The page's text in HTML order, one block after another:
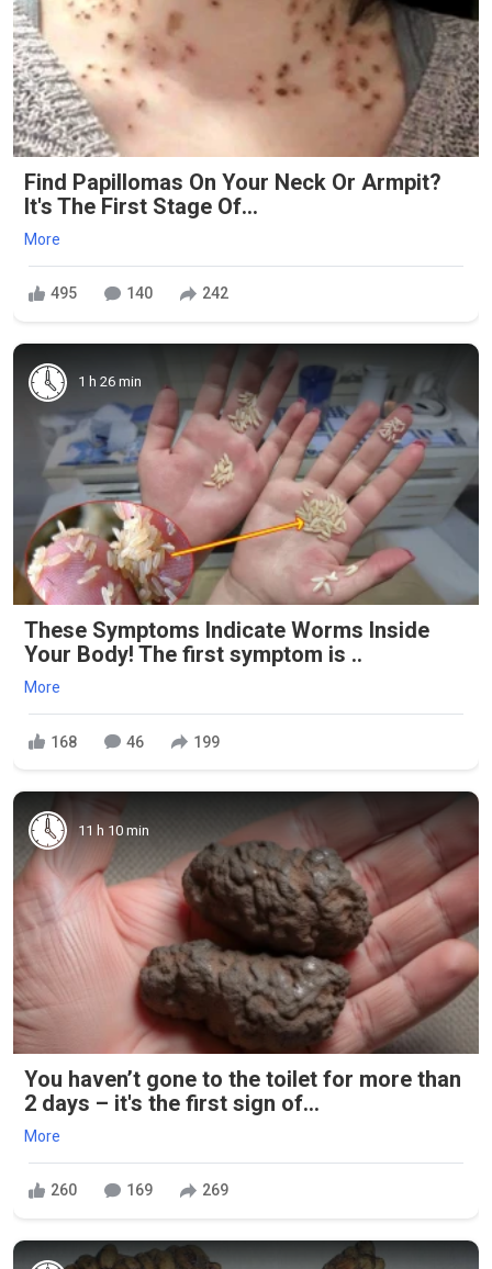
Find Papillomas On Your Neck Or Armpit?
It's The First Stage Of...
More
495 140 242
1 h 26 min
These Symptoms Indicate Worms Inside
Your Body! The first symptom is ..
More
168 46 199
11 h 10 min
You haven’t gone to the toilet for more than
2 days – it's the first sign of...
More
260 169 269